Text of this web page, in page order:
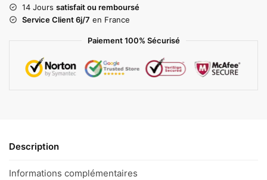
14 Jours satisfait ou remboursé
Service Client 6j/7 en France
Paiement 100% Sécurisé
Description
Informations complémentaires